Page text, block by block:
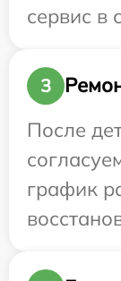
сервис в
3
После
график